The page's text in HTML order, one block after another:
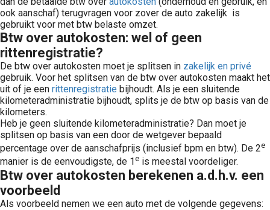
ook aanschaf) terugvragen voor zover de auto zakelijk is
gebruikt voor met btw belaste omzet.
Btw over autokosten: wel of geen
rittenregistratie?
De btw over autokosten moet je splitsen in zakelijk en privé
gebruik. Voor het splitsen van de btw over autokosten maakt het
uit of je een rittenregistratie bijhoudt. Als je een sluitende
kilometeradministratie bijhoudt, splits je de btw op basis van de
kilometers.
Heb je geen sluitende kilometeradministratie? Dan moet je
splitsen op basis van een door de wetgever bepaald
percentage over de aanschafprijs (inclusief bpm en btw). De 2e
manier is de eenvoudigste, de 1 e is meestal voordeliger.
Btw over autokosten berekenen a.d.h.v. een
voorbeeld
Als voorbeeld nemen we een auto met de volgende gegevens: